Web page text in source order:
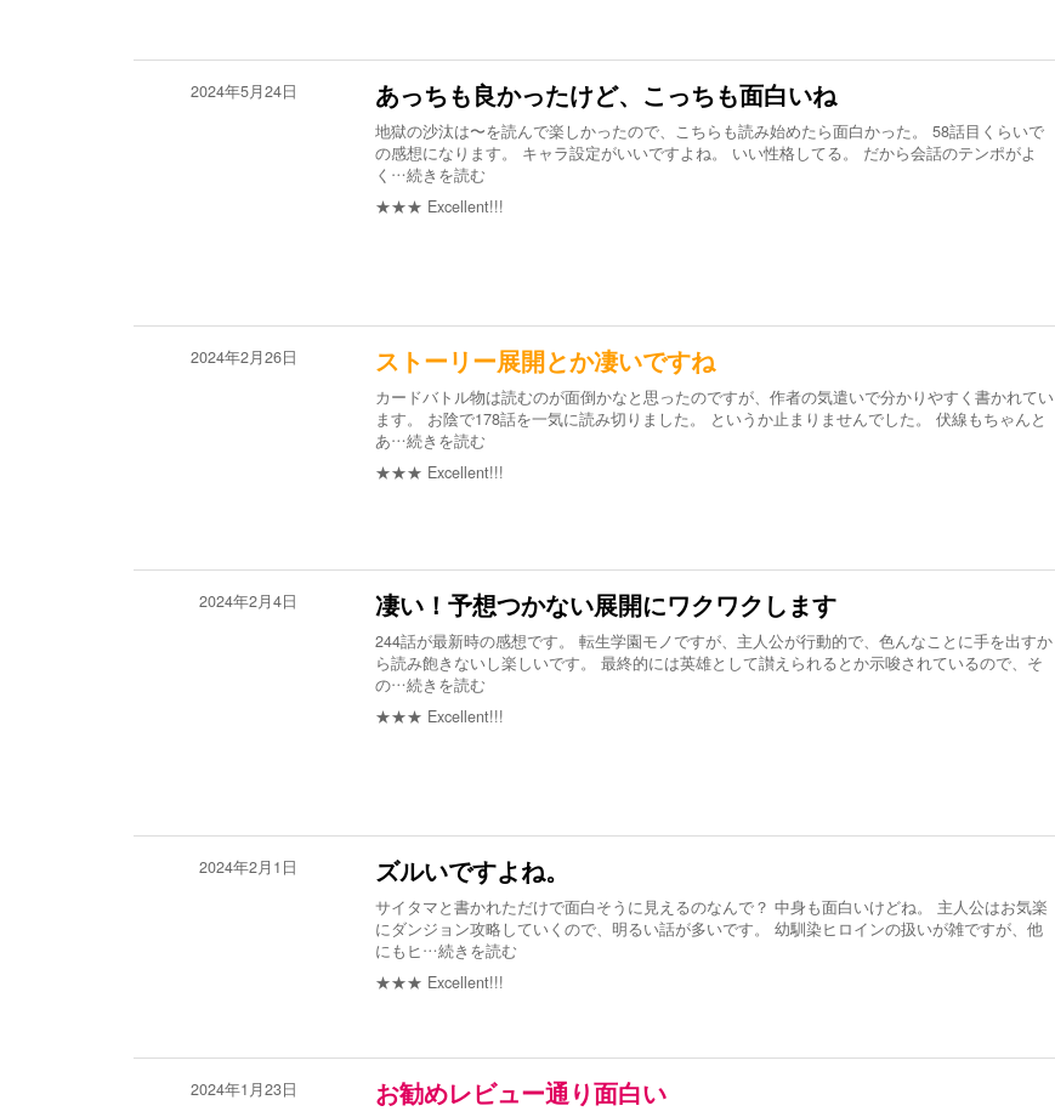
2024年5月24日 あっちも良かったけど、こっちも面白いね
地獄の沙汰は〜を読んで楽しかったので、こちらも読み始めたら面白かった。 58話目くらいで
の感想になります。 キャラ設定がいいですよね。 いい性格してる。 だから会話のテンポがよ
く …続きを読む
★★★ Excellent!!!
2024年2月26日 ストーリー展開とか凄いですね
カードバトル物は読むのが面倒かなと思ったのですが、作者の気遣いで分かりやすく書かれてい
ます。 お陰で178話を一気に読み切りました。 というか止まりませんでした。 伏線もちゃんと
あ…続きを読む
★★★ Excellent!!!
2024年2月4日 凄い！予想つかない展開にワクワクします
244話が最新時の感想です。 転生学園モノですが、主人公が行動的で、色んなことに手を出すか
ら読み飽きないし楽しいです。 最終的には英雄として讃えられるとか示唆されているので、そ
の…続きを読む
★★★ Excellent!!!
2024年2月1日 ズルいですよね。
サイタマと書かれただけで面白そうに見えるのなんで？ 中身も面白いけどね。 主人公はお気楽
にダンジョン攻略していくので、明るい話が多いです。 幼馴染ヒロインの扱いが雑ですが、他
にもヒ…続きを読む
★★★ Excellent!!!
2024年1月23日 お勧めレビュー通り面白い